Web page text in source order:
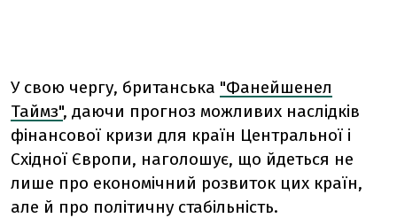
У свою чергу, британська "Фанейшенел
Таймз", даючи прогноз можливих наслідків
фінансової кризи для країн Центральної і
Східної Європи, наголошує, що йдеться не
лише про економічний розвиток цих країн,
але й про політичну стабільність.